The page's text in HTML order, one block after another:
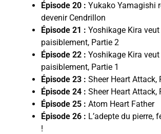
Épisode 20 : Yukako Yamagishi
devenir Cendrillon
Épisode 21 : Yoshikage Kira
paisiblement, Partie 2
Épisode 22 : Yoshikage Kira
paisiblement, Partie 1
Épisode 23 : Sheer Heart Attack,
Épisode 24 : Sheer Heart Attack,
Épisode 25 : Atom Heart Father
Épisode 26 : L’adepte du pierre,
!